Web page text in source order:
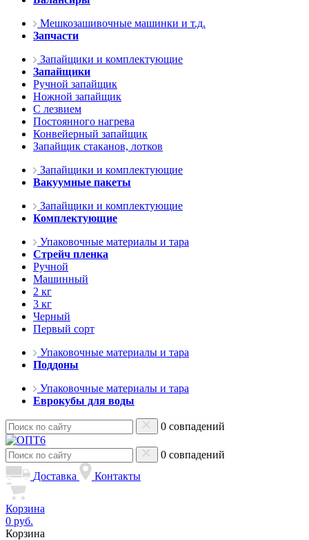
Мешкозашивочные машинки и т.д.
Запчасти
Запайщики и комплектующие
Запайщики
Ручной запайщик
Ножной запайщик
С лезвием
Постоянного нагрева
Конвейерный запайщик
Запайщик стаканов, лотков
Запайщики и комплектующие
Вакуумные пакеты
Запайщики и комплектующие
Комплектующие
Упаковочные материалы и тара
Стрейч пленка
Ручной
Машинный
2 кг
3 кг
Черный
Первый сорт
Упаковочные материалы и тара
Поддоны
Упаковочные материалы и тара
Еврокубы для воды
0 совпадений
0 совпадений
Доставка
Контакты
Корзина
0 руб.
Корзина